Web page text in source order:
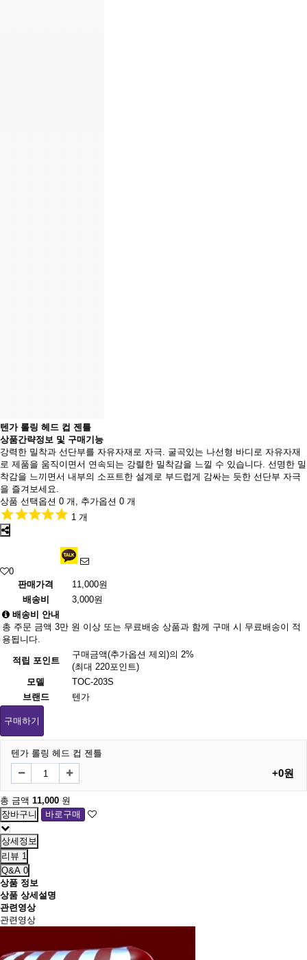
텐가 롤링 헤드 컵 젠틀
상품간략정보 및 구매기능
강력한 밀착과 선단부를 자유자재로 자극. 굴곡있는 나선형 바디로 자유자재
로 제품을 움직이면서 연속되는 강렬한 밀착감을 느낄 수 있습니다. 선명한 밀
착감을 느끼면서 내부의 소프트한 설계로 부드럽게 감싸는 듯한 선단부 자극
을 즐겨보세요.
상품 선택옵션 0 개, 추가옵션 0 개
1 개
0
판매가격
11,000원
배송비
3,000원
배송비 안내
총 주문 금액 3만 원 이상 또는 무료배송 상품과 함께 구매 시 무료배송이 적
용됩니다.
적립 포인트
구매금액(추가옵션 제외)의 2%
(최대 220포인트)
모델
TOC-203S
브랜드
텐가
구매하기
텐가 롤링 헤드 컵 젠틀
+0원
총 금액 11,000 원
상세정보
리뷰 1
Q&A 0
상품 정보
상품 상세설명
관련영상
관련영상